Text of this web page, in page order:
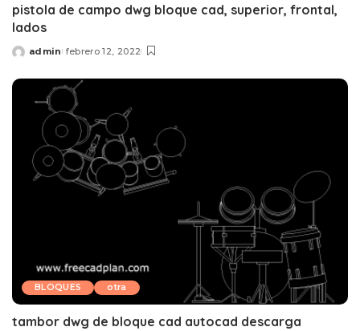
pistola de campo dwg bloque cad, superior, frontal,
lados
Posted
admin febrero 12, 2022
BLOQUES otra
tambor dwg de bloque cad autocad descarga